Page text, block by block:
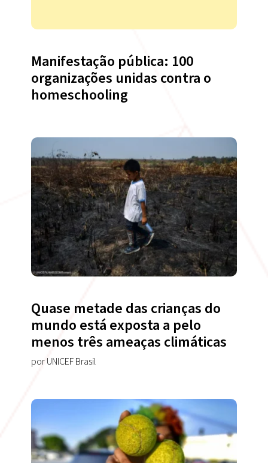
Manifestação pública: 100
organizações unidas contra o
homeschooling
Quase metade das crianças do
mundo está exposta a pelo
menos três ameaças climáticas
por UNICEF Brasil